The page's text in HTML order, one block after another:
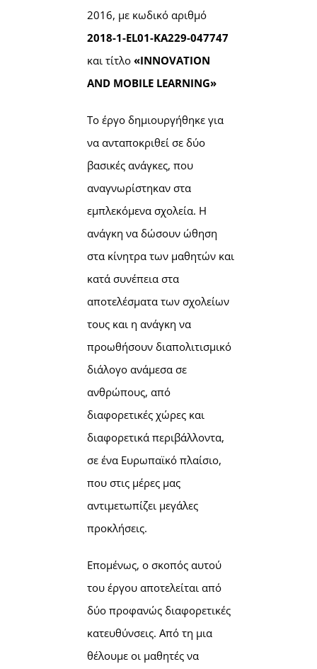
2016, με κωδικό αριθμό
2018-1-EL01-KA229-047747
και τίτλο «INNOVATION
AND MOBILE LEARNING»
Το έργο δημιουργήθηκε για
να ανταποκριθεί σε δύο
βασικές ανάγκες, που
αναγνωρίστηκαν στα
εμπλεκόμενα σχολεία. Η
ανάγκη να δώσουν ώθηση
στα κίνητρα των μαθητών και
κατά συνέπεια στα
αποτελέσματα των σχολείων
τους και η ανάγκη να
προωθήσουν διαπολιτισμικό
διάλογο ανάμεσα σε
ανθρώπους, από
διαφορετικές χώρες και
διαφορετικά περιβάλλοντα,
σε ένα Ευρωπαϊκό πλαίσιο,
που στις μέρες μας
αντιμετωπίζει μεγάλες
προκλήσεις.
Επομένως, ο σκοπός αυτού
του έργου αποτελείται από
δύο προφανώς διαφορετικές
κατευθύνσεις. Από τη μια
θέλουμε οι μαθητές να